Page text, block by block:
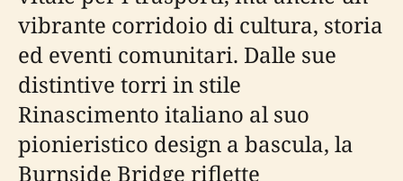
vibrante corridoio di cultura, storia
ed eventi comunitari. Dalle sue
distintive torri in stile
Rinascimento italiano al suo
pionieristico design a bascula, la
Burnside Bridge riflette